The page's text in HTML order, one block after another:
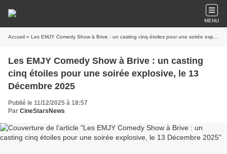
MENU
Accueil » Les EMJY Comedy Show à Brive : un casting cinq étoiles pour une soirée explosive, le 13 Décembre 2025
Les EMJY Comedy Show à Brive : un casting
cinq étoiles pour une soirée explosive, le 13
Décembre 2025
Publié le 11/12/2025 à 18:57
Par CineStarsNews